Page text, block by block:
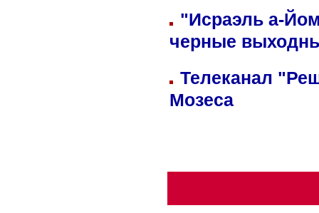
"Исраэль а-
черные
Телеканал
Мозеса